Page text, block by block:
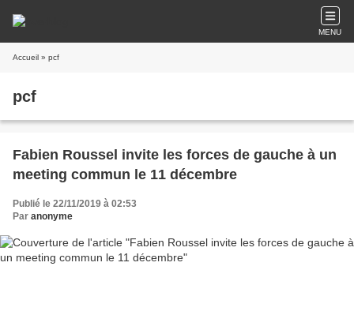
MENU
Accueil » pcf
pcf
Fabien Roussel invite les forces de gauche à un
meeting commun le 11 décembre
Publié le 22/11/2019 à 02:53
Par anonyme